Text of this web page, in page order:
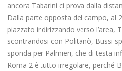
ancora Tabarini ci prova dalla
Dalla parte opposta del campo, al
piazzato indirizzando verso l’area,
scontrandosi con Politanò, Bussi
sponda per Palmieri, che di testa
Roma 2 è tutto irregolare, perché